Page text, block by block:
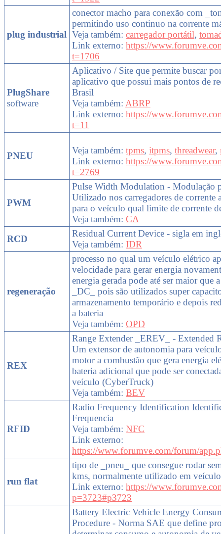
plug industrial
conector macho para conexão com
permitindo uso continuo na corrente
Veja também: carregador portátil,
Link externo: https://
t=1706
PlugShare
software
Aplicativo / Site que permite buscar
aplicativo que possui mais pontos de
Brasil
Veja também: ABRP
Link externo: https://
t=11
PNEU
Veja também: tpms, itpms, threadwear,
Link externo: https://
t=2769
PWM
Pulse Width Modulation - Modulação
Utilizado nos carregadores de corrente
para o veículo qual limite de corrente
Veja também: CA
RCD
Residual Current Device - sigla em
Veja também: IDR
regeneração
processo no qual um veículo elétrico
velocidade para gerar energia
energia gerada pode até ser maior que
_DC_ pois são utilizados super
armazenamento temporário e depois
a bateria
Veja também: OPD
REX
Range Extender _EREV_ - Extended
Um extensor de autonomia para
motor a combustão que gera energia
bateria adicional que pode ser
veículo (CyberTruck)
Veja também: BEV
RFID
Radio Frequency Identification
Frequencia
Veja também: NFC
Link externo:
https://www.forumve.com/forum/
run flat
tipo de _pneu_ que consegue rodar
kms, normalmente utilizado em
Link externo: https://
p=3723#p3723
Battery Electric Vehicle Energy
Procedure - Norma SAE que define